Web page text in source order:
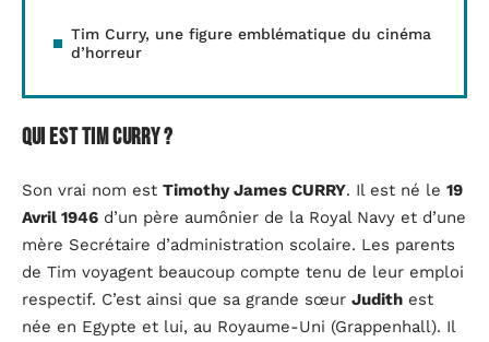
Tim Curry, une figure emblématique du cinéma
d’horreur
Qui est Tim Curry ?
Son vrai nom est Timothy James CURRY. Il est né le 19
Avril 1946 d’un père aumônier de la Royal Navy et d’une
mère Secrétaire d’administration scolaire. Les parents
de Tim voyagent beaucoup compte tenu de leur emploi
respectif. C’est ainsi que sa grande sœur Judith est
née en Egypte et lui, au Royaume-Uni (Grappenhall). Il